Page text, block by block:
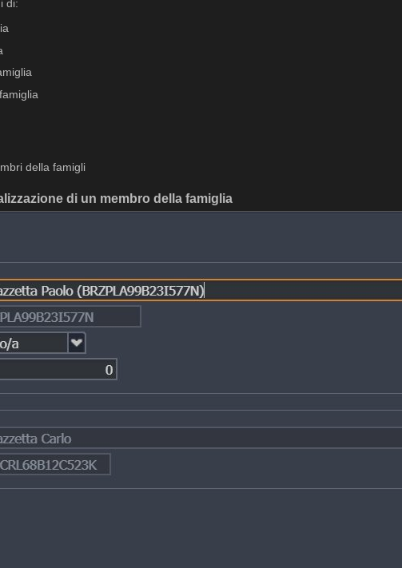
di:
della famigli
di un membro della famiglia